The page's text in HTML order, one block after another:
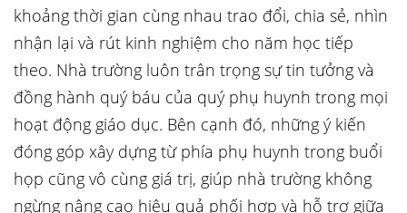
khoảng thời gian cùng nhau trao đổi, chia sẻ, nhìn
nhận lại và rút kinh nghiệm cho năm học tiếp
theo. Nhà trường luôn trân trọng sự tin tưởng và
đồng hành quý báu của quý phụ huynh trong mọi
hoạt động giáo dục. Bên cạnh đó, những ý kiến
đóng góp xây dựng từ phía phụ huynh trong buổi
họp cũng vô cùng giá trị, giúp nhà trường không
ngừng nâng cao hiệu quả phối hợp và hỗ trợ giữa